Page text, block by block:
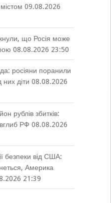
09.08.2026
що Росія може
08.08.2026 23:50
росіяни поранили
діти 08.08.2026
рублів збитків:
РФ 08.08.2026
безпеки від США:
Америка
21:39